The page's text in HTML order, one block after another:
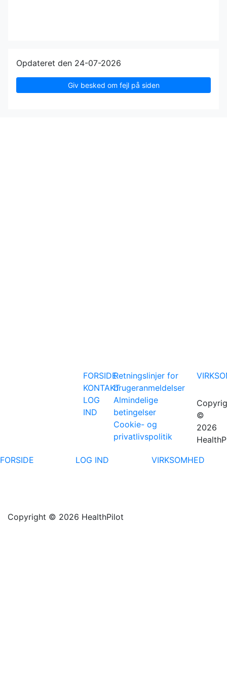
Opdateret den 24-07-2026
Giv besked om fejl på siden
FORSIDE
KONTAKT
LOG
IND
Retningslinjer for
brugeranmeldelser
Almindelige
betingelser
Cookie- og
privatlivspolitik
©
2026
FORSIDE
LOG IND VIRKSOMHED
Copyright © 2026 HealthPilot